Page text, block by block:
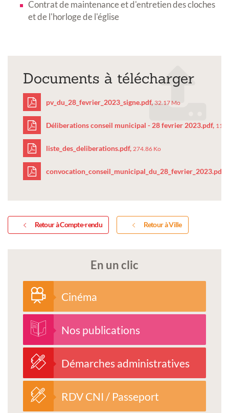
Contrat de maintenance et d'entretien des cloches
et de l'horloge de l'église
Documents à télécharger
pv_du_28_fevrier_2023_signe.pdf, 32.17 Mo
Déliberations
conseil
municipal
-
28
2023.pdf
Déliberations conseil municipal - 28 fevrier 2023.pdf,
liste_des_deliberations.pdf, 274.86 Ko
convocation_conseil_municipal_du_28_fevrier_2023.pdf,
Retour à Compte-rendu Retour à Ville
En un clic
Cinéma
Nos publications
Démarches administratives
RDV CNI / Passeport